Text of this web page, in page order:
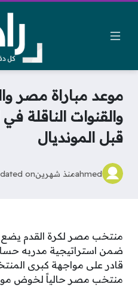
موعد مباراة مصر
والقنوات الناقلة في
قبل المونديال
ahmedمنذ شهرينon
منتخب مصر لكرة القدم يضع
ضمن استراتيجية مدربه
قادر على مواجهة كبرى
منتخب مصر حالياً لخوض